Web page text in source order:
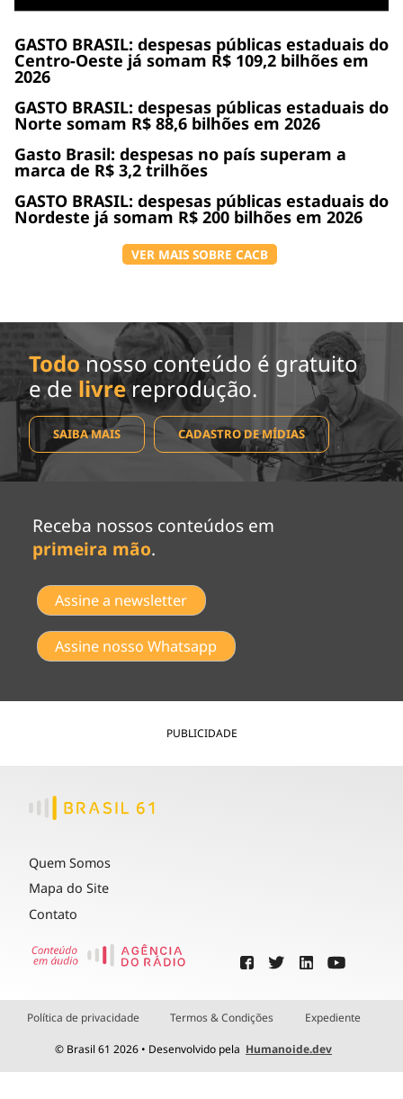
GASTO BRASIL: despesas públicas estaduais do
Centro-Oeste já somam R$ 109,2 bilhões em
2026
GASTO BRASIL: despesas públicas estaduais do
Norte somam R$ 88,6 bilhões em 2026
Gasto Brasil: despesas no país superam a
marca de R$ 3,2 trilhões
GASTO BRASIL: despesas públicas estaduais do
Nordeste já somam R$ 200 bilhões em 2026
VER MAIS SOBRE ⁠CACB
Todo nosso conteúdo é gratuito
e de livrereprodução.
SAIBA MAIS CADASTRO DE MÍDIAS
Receba nossos conteúdos em
primeira mão.
Assine a newsletter
Assine nosso Whatsapp
PUBLICIDADE
Quem Somos
Mapa do Site
Contato
Política de privacidade Termos & Condições Expediente
© Brasil 61 2026 • Desenvolvido pela Humanoide.dev